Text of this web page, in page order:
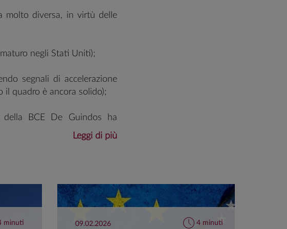
molto diversa, in virtù delle
negli Stati Uniti);
segnali di accelerazione
il quadro è ancora solido);
della BCE De Guindos ha
condividono una serie di
la concentrazione
molto diverse per il
Leggi di più
minuti 09.02.2026 4 minuti